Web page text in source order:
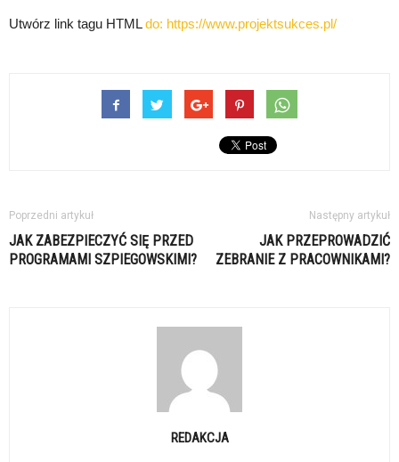
Utwórz link tagu HTMLdo: https://www.projektsukces.pl/
Poprzedni artykuł
JAK ZABEZPIECZYĆ SIĘ PRZED
PROGRAMAMI SZPIEGOWSKIMI?
Następny artykuł
JAK PRZEPROWADZIĆ
ZEBRANIE Z PRACOWNIKAMI?
REDAKCJA